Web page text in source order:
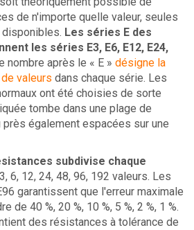
de n'importe quelle valeur, seules
Les séries E des
les séries E3, E6, E12, E24,
nombre après le « E » désigne la
valeurs dans chaque série. Les
ont été choisies de sorte
tombe dans une plage de
près également espacées sur une
subdivise chaque
6, 12, 24, 48, 96, 192 valeurs. Les
garantissent que l'erreur maximale
de 40 %, 20 %, 10 %, 5 %, 2 %, 1 %.
des résistances à tolérance de